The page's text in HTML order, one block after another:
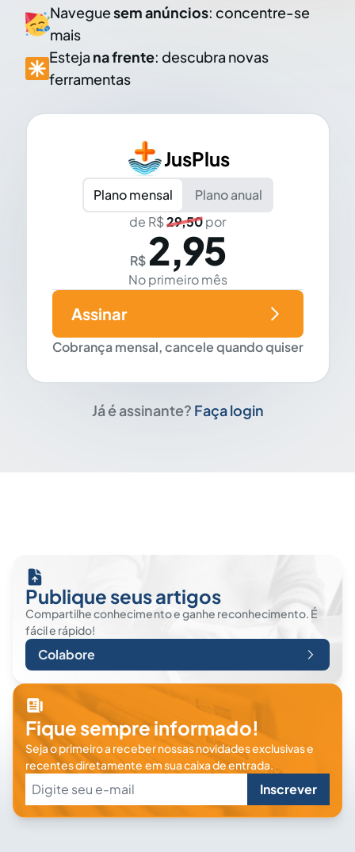
Naveguesem anúncios: concentre-se
mais
Esteja na frente: descubra novas
ferramentas
JusPlus
Plano mensal
Plano anual
de R$29,50por
R$ 2,95
No primeiro mês
Cobrança mensal, cancele quando quiser
Assinar
Já é assinante? Faça login
Publique seus artigos
Compartilhe conhecimento e ganhe reconhecimento. É
fácil e rápido!
Colabore
Fique sempre informado!
Seja o primeiro a receber nossas novidades exclusivas e
recentes diretamente em sua caixa de entrada.
Inscrever